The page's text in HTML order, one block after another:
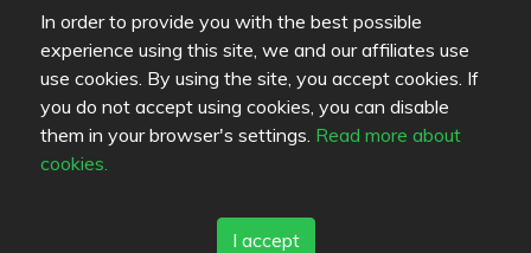
In order to provide you with the best possible
experience using this site, we and our affiliates use
use cookies. By using the site, you accept cookies. If
you do not accept using cookies, you can disable
them in your browser's settings. Read more about
cookies.
I accept
Asiakaspalvelu ripeää ja kassalla ohjeistetaan hienosti
juomien, vuoronumeron, ketsupin yms. kanssa.
Erfahrung:À la carte • Hinzugefügt:08.09.2015